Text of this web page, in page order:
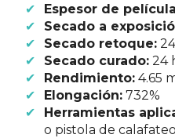
Espesor de
Secado a
Secado retoque:
Secado curado: 24
Rendimiento: 4.65
Elongación: 732%
Herramientas
o pistola de